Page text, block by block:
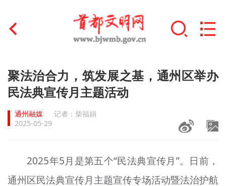
首页
文明创建
文明实践
未成年人思想道德建设
聚法治合力，筑发展之基，通州区举办
民法典宣传月主题活动
通州融媒
记者：柴福娟
2025-05-29
2025年5月是第五个“民法典宣传月”。日前，
通州区民法典宣传月主题宣传专场活动暨法治护航